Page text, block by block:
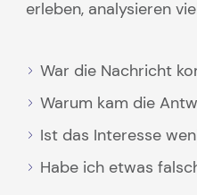
erleben, analysieren
War die Nachricht
Warum kam die
Ist das Interesse
Habe ich etwas